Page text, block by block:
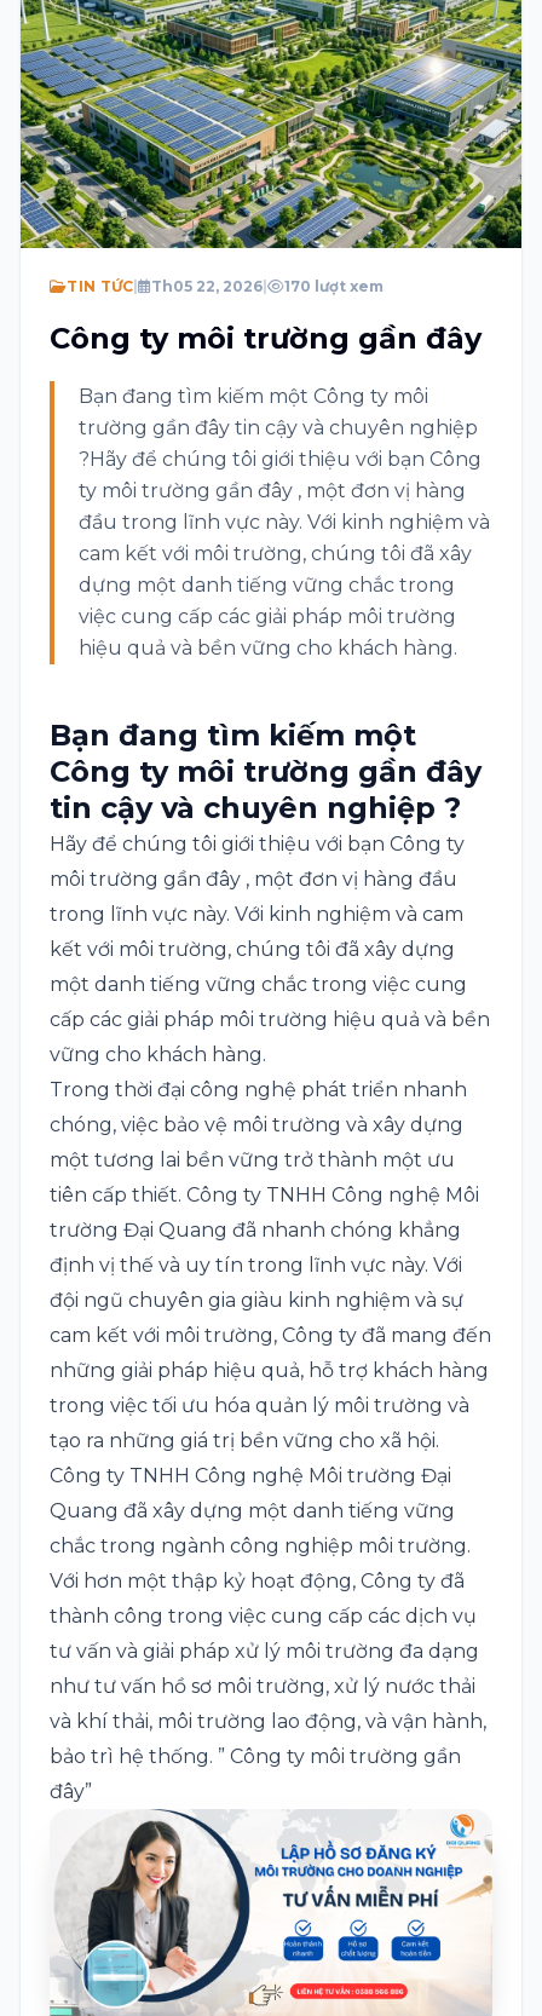
TIN TỨC | Th05 22, 2026 | 170 lượt xem
Công ty môi trường gần đây
Bạn đang tìm kiếm một Công ty môi
trường gần đây tin cậy và chuyên nghiệp
?Hãy để chúng tôi giới thiệu với bạn Công
ty môi trường gần đây , một đơn vị hàng
đầu trong lĩnh vực này. Với kinh nghiệm và
cam kết với môi trường, chúng tôi đã xây
dựng một danh tiếng vững chắc trong
việc cung cấp các giải pháp môi trường
hiệu quả và bền vững cho khách hàng.
Bạn đang tìm kiếm một
Công ty môi trường gần đây
tin cậy và chuyên nghiệp ?
Hãy để chúng tôi giới thiệu với bạn Công ty
môi trường gần đây , một đơn vị hàng đầu
trong lĩnh vực này. Với kinh nghiệm và cam
kết với môi trường, chúng tôi đã xây dựng
một danh tiếng vững chắc trong việc cung
cấp các giải pháp môi trường hiệu quả và bền
vững cho khách hàng.
Trong thời đại công nghệ phát triển nhanh
chóng, việc bảo vệ môi trường và xây dựng
một tương lai bền vững trở thành một ưu
tiên cấp thiết. Công ty TNHH Công nghệ Môi
trường Đại Quang đã nhanh chóng khẳng
định vị thế và uy tín trong lĩnh vực này. Với
đội ngũ chuyên gia giàu kinh nghiệm và sự
cam kết với môi trường, Công ty đã mang đến
những giải pháp hiệu quả, hỗ trợ khách hàng
trong việc tối ưu hóa quản lý môi trường và
tạo ra những giá trị bền vững cho xã hội.
Công ty TNHH Công nghệ Môi trường Đại
Quang đã xây dựng một danh tiếng vững
chắc trong ngành công nghiệp môi trường.
Với hơn một thập kỷ hoạt động, Công ty đã
thành công trong việc cung cấp các dịch vụ
tư vấn và giải pháp xử lý môi trường đa dạng
như tư vấn hồ sơ môi trường, xử lý nước thải
và khí thải, môi trường lao động, và vận hành,
bảo trì hệ thống. ” Công ty môi trường gần
đây”
Chủ đề
Tin nhắn
Tôi đồng ý với Điều khoản và Chính sách quyền
riêng tư
Hãy giải hàm toán học sau: 9 + 5 = ?